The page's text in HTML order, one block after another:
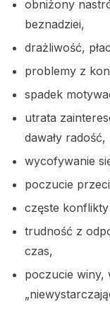
obniżony
beznadziei,
drażliwość,
problemy z
spadek
utrata
dawały radość,
wycofywanie
poczucie
częste
trudność z
czas,
poczucie winy,